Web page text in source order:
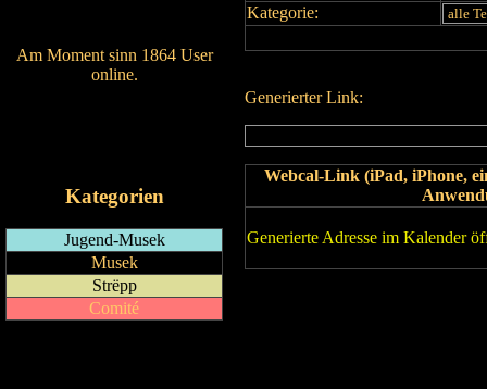
Am Moment sinn 1864 User
online.
Kategorien
Jugend-Musek
Musek
Strëpp
Comité
Kategorie:
Generierter Link:
Webcal-Link (iPad, iPhone,
Generierte Adresse im Kalender